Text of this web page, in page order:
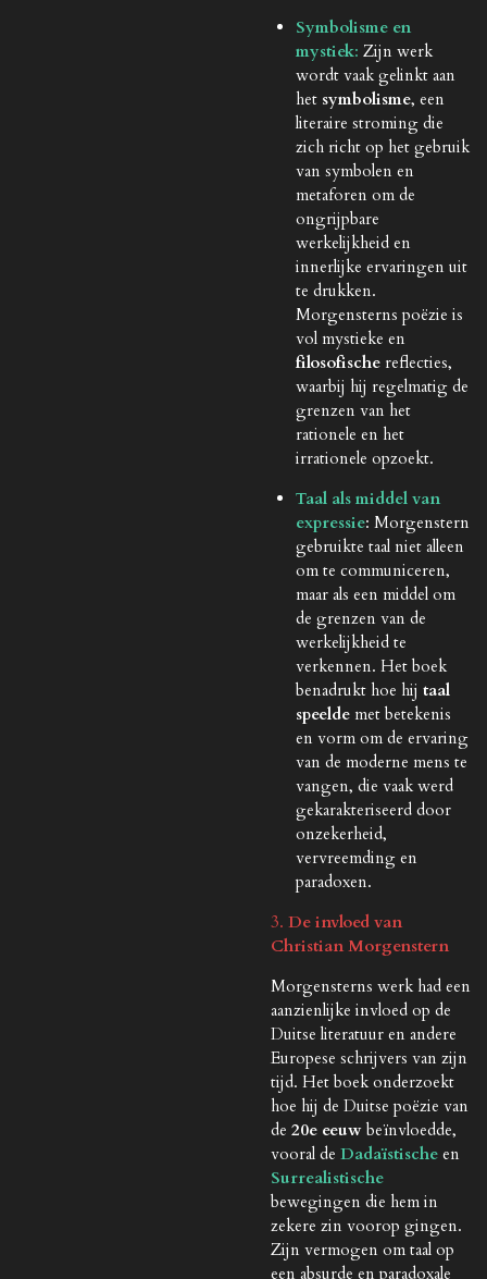
Symbolisme en
mystiek: Zijn werk
wordt vaak gelinkt aan
het symbolisme, een
literaire stroming die
zich richt op het gebruik
van symbolen en
metaforen om de
ongrijpbare
werkelijkheid en
innerlijke ervaringen uit
te drukken.
Morgensterns poëzie is
vol mystieke en
filosofischereflecties,
waarbij hij regelmatig de
grenzen van het
rationele en het
irrationele opzoekt.
Taal als middel van
expressie: Morgenstern
gebruikte taal niet alleen
om te communiceren,
maar als een middel om
de grenzen van de
werkelijkheid te
verkennen. Het boek
benadrukt hoe hij taal
speeldemet betekenis
en vorm om de ervaring
van de moderne mens te
vangen, die vaak werd
gekarakteriseerd door
onzekerheid,
vervreemding en
paradoxen.
3. De invloed van
Christian Morgenstern
Morgensterns werk had een
aanzienlijke invloed op de
Duitse literatuur en andere
Europese schrijvers van zijn
tijd. Het boek onderzoekt
hoe hij de Duitse poëzie van
de 20e eeuw beïnvloedde,
vooral de Dadaïstische en
Surrealistische
bewegingen die hem in
zekere zin voorop gingen.
Zijn vermogen om taal op
een absurde en paradoxale